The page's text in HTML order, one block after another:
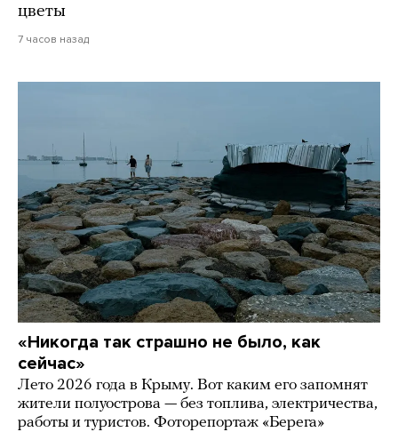
цветы
7 часов назад
«Никогда так страшно не было, как
сейчас»
Лето 2026 года в Крыму. Вот каким его запомнят
жители полуострова — без топлива, электричества,
работы и туристов. Фоторепортаж «Берега»